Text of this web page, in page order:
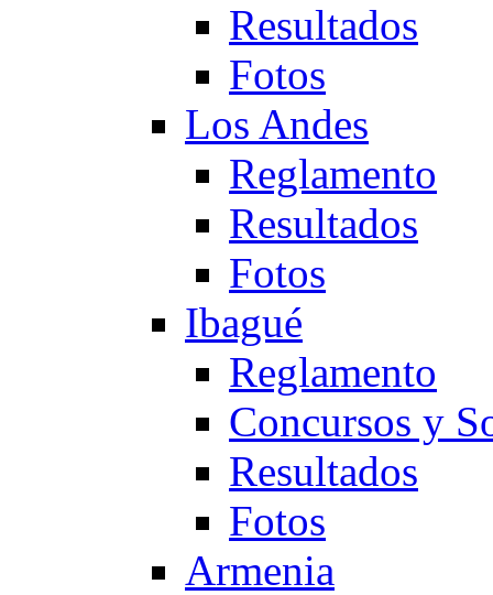
Resultados
Fotos
Los Andes
Reglamento
Resultados
Fotos
Ibagué
Reglamento
Concursos y
Resultados
Fotos
Armenia